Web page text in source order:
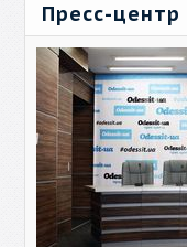
Пресс-центр